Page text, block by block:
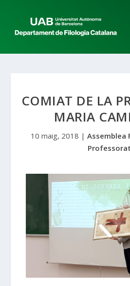
COMIAT DE LA
MARIA
10 maig, 2018 | Assemblea
Professorat